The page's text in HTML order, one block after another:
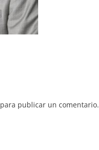
para publicar un comentario.